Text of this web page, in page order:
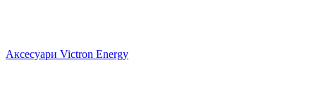
Аксесуари Victron Energy